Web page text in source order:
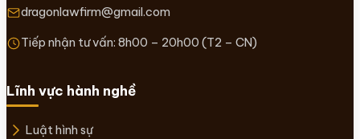
dragonlawfirm@gmail.com
Tiếp nhận tư vấn: 8h00 – 20h00 (T2 – CN)
Lĩnh vực hành nghề
Luật hình sự